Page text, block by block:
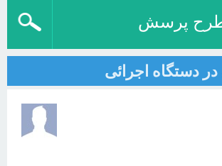
پرسش
دستگاه اجرائی